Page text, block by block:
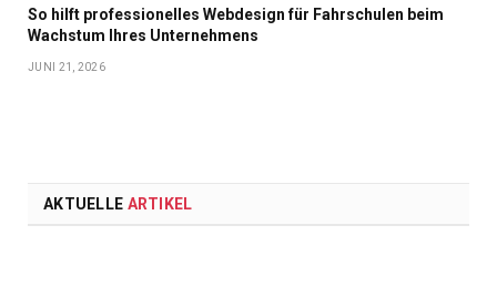
So hilft professionelles Webdesign für Fahrschulen beim
Wachstum Ihres Unternehmens
JUNI 21, 2026
AKTUELLE ARTIKEL